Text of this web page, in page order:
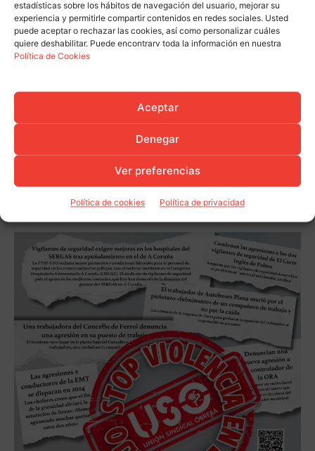
estadísticas sobre los hábitos de navegación del usuario, mejorar su
experiencia y permitirle compartir contenidos en redes sociales. Usted
puede aceptar o rechazar las cookies, así como personalizar cuáles
quiere deshabilitar. Puede encontrarv toda la información en nuestra
Política de Cookies
Aceptar
Denegar
Ver preferencias
Política de cookies Política de privacidad